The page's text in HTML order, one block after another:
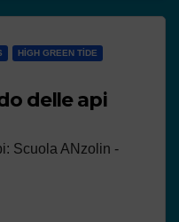
HIGH GREEN TIDE
delle api
Scuola ANzolin -